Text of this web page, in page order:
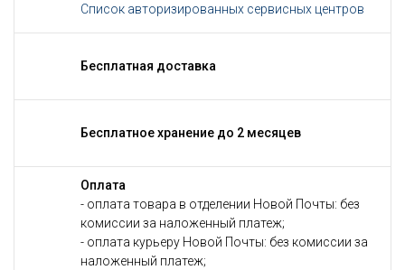
Список авторизированных сервисных центров
Бесплатная доставка
Бесплатное хранение до 2 месяцев
Оплата
- оплата товара в отделении Новой Почты: без
комиссии за наложенный платеж;
- оплата курьеру Новой Почты: без комиссии за
наложенный платеж;